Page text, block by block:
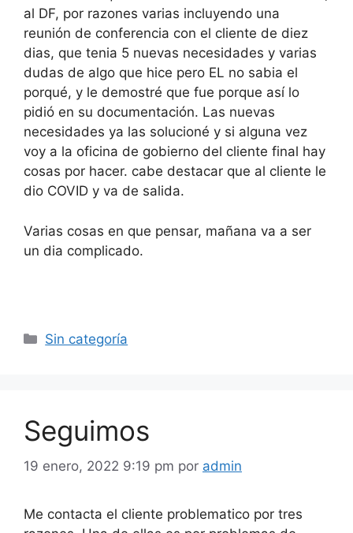
al DF, por razones varias incluyendo una
reunión de conferencia con el cliente de diez
dias, que tenia 5 nuevas necesidades y varias
dudas de algo que hice pero EL no sabia el
porqué, y le demostré que fue porque así lo
pidió en su documentación. Las nuevas
necesidades ya las solucioné y si alguna vez
voy a la oficina de gobierno del cliente final hay
cosas por hacer. cabe destacar que al cliente le
dio COVID y va de salida.
Varias cosas en que pensar, mañana va a ser
un dia complicado.
Categorías
Sin categoría
Seguimos
19 enero, 2022 9:19 pm por admin
Me contacta el cliente problematico por tres